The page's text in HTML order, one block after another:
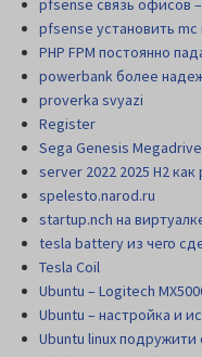
pfsense связь офисов
pfsense установить
PHP FPM постоянно
powerbank более
proverka svyazi
Register
Sega Genesis Megadrive
server 2022 2025 H2
spelesto.narod.ru
startup.nch на
tesla battery из чего
Tesla Coil
Ubuntu – Logitech
Ubuntu – настройка и
Ubuntu linux подружити